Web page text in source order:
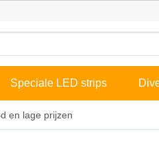
Speciale LED strips
en lage prijzen